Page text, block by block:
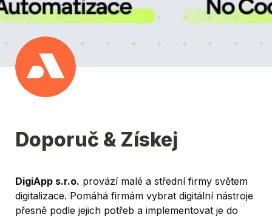
Doporuč & Získej
DigiApp s.r.o. provází malé a střední firmy světem
digitalizace. Pomáhá firmám vybrat digitální nástroje
přesně podle jejich potřeb a implementovat je do